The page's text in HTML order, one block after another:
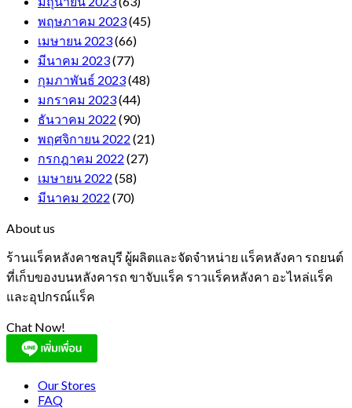
พฤษภาคม 2023(45)
เมษายน 2023(66)
มีนาคม 2023(77)
กุมภาพันธ์ 2023(48)
มกราคม 2023(44)
ธันวาคม 2022 (90)
พฤศจิกายน 2022 (21)
กรกฎาคม 2022 (27)
เมษายน 2022 (58)
มีนาคม 2022 (70)
About us
ร้านแร็คหลังคาชลบุรี ผู้ผลิตและจัดจำหน่าย แร็คหลังคา รถยนต์
ที่เก็บของบนหลังคารถ ขาจับแร็ค ราวแร็คหลังคา อะไหล่แร็ค
และอุปกรณ์แร็ค
Chat Now!
Our Stores
FAQ